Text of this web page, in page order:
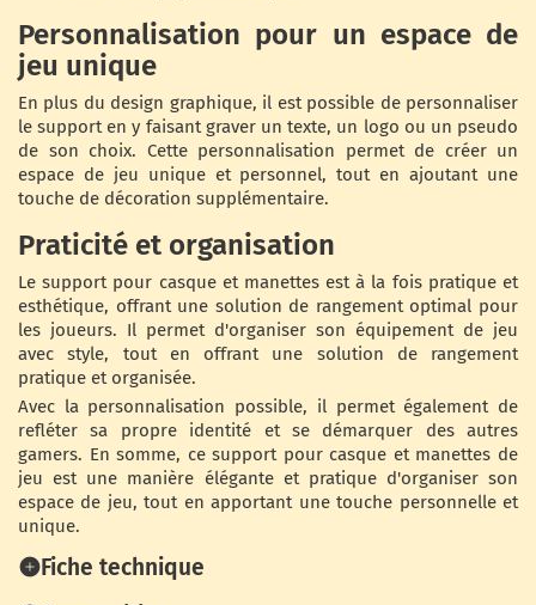
Personnalisation pour un espace de
jeu unique
En plus du design graphique, il est possible de personnaliser
le support en y faisant graver un texte, un logo ou un pseudo
de son choix. Cette personnalisation permet de créer un
espace de jeu unique et personnel, tout en ajoutant une
touche de décoration supplémentaire.
Praticité et organisation
Le support pour casque et manettes est à la fois pratique et
esthétique, offrant une solution de rangement optimal pour
les joueurs. Il permet d'organiser son équipement de jeu
avec style, tout en offrant une solution de rangement
pratique et organisée.
Avec la personnalisation possible, il permet également de
refléter sa propre identité et se démarquer des autres
gamers. En somme, ce support pour casque et manettes de
jeu est une manière élégante et pratique d'organiser son
espace de jeu, tout en apportant une touche personnelle et
unique.
Fiche technique